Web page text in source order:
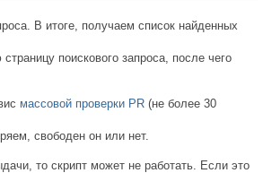
В итоге, получаем список найденных
поискового запроса, после чего
массовой проверки PR (не более 30
свободен он или нет.
то скрипт может не работать. Если это